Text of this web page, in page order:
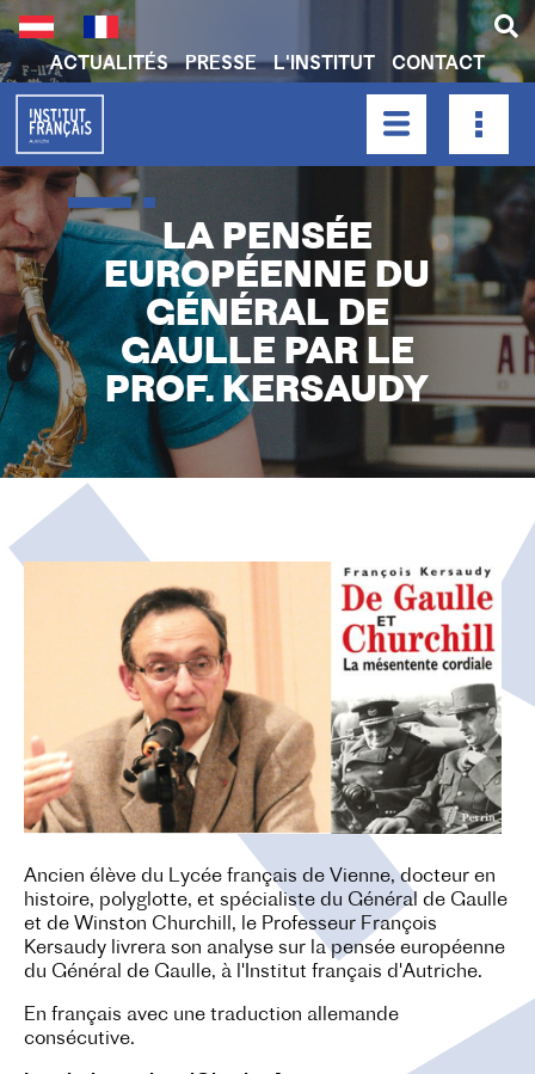
Aller
au
contenu
principal
H
A
D
E
R
N
A
V
I
G
A
O
ACTUALITÉS PRESSE L'INSTITUT CONTACT
LA PENSÉE
EUROPÉENNE DU
GÉNÉRAL DE
GAULLE PAR LE
PROF. KERSAUDY
Ancien élève du Lycée français de Vienne, docteur en
histoire, polyglotte, et spécialiste du Général de Gaulle
et de Winston Churchill, le Professeur François
Kersaudy livrera son analyse sur la pensée européenne
du Général de Gaulle, à l'Institut français d'Autriche.
En français avec une traduction allemande
consécutive.